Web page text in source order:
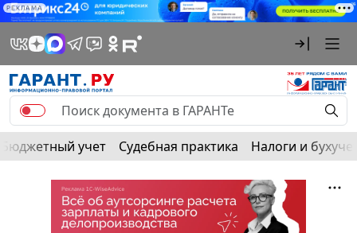
РЕКЛАМА
Бюджетный учет Судебная практика Налоги и